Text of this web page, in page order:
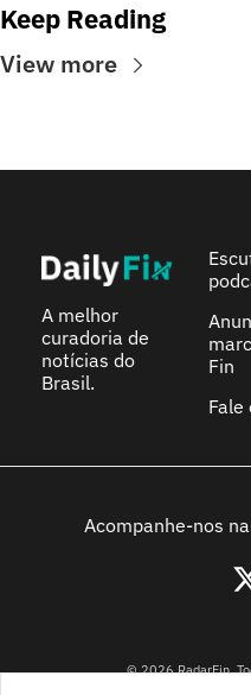
Keep Reading
View more
A melhor
curadoria de
notícias do
Brasil.
Fin
Fale
Acompanhe-nos
© 2026 RadarFin.